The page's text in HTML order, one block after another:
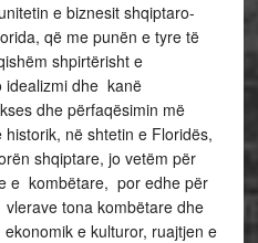
e biznesit shqiptaro-
që me punën e tyre të
shpirtërisht e
idealizmi dhe kanë
dhe përfaqësimin më
në shtetin e Floridës,
shqiptare, jo vetëm për
e kombëtare, por edhe për
tona kombëtare dhe
e kulturor, ruajtjen e